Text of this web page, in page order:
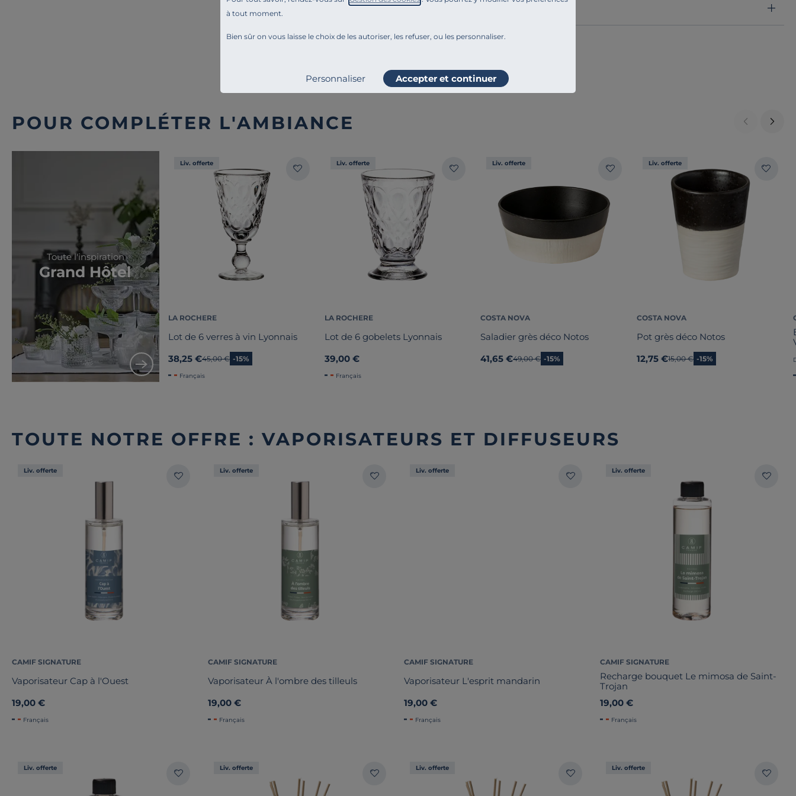
à tout moment.
Bien sûr on vous laisse le choix de les autoriser, les refuser, ou les personnaliser.
Personnaliser Accepter et continuer
Montage et conseils d'entretien
POUR COMPLÉTER L'AMBIANCE
Toute l'inspiration
Grand Hôtel
Liv. offerte
LA ROCHERE
Lot de 6 verres à vin Lyonnais
38,25 €Ancien prix
45,00 € -15%
Français
Liv. offerte
LA ROCHERE
Lot de 6 gobelets Lyonnais
39,00 €
Français
Liv. offerte
COSTA NOVA
Saladier grès déco Notos
41,65 €Ancien prix
49,00 € -15%
Liv. offerte
COSTA NOVA
Pot grès déco Notos
12,75 €Ancien prix
15,00 € -15%
TOUTE NOTRE OFFRE : VAPORISATEURS ET DIFFUSEURS
Liv. offerte
CAMIF SIGNATURE
Vaporisateur Cap à l'Ouest
19,00 €
Français
Liv. offerte
CAMIF SIGNATURE
Vaporisateur À l'ombre des tilleuls
19,00 €
Français
Liv. offerte
CAMIF SIGNATURE
Vaporisateur L'esprit mandarin
19,00 €
Français
Liv. offerte
CAMIF SIGNATURE
Recharge bouquet Le mimosa de Saint-
Trojan
19,00 €
Français
Liv. offerte Liv. offerte Liv. offerte Liv. offerte